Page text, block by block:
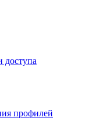
доступа
профилей